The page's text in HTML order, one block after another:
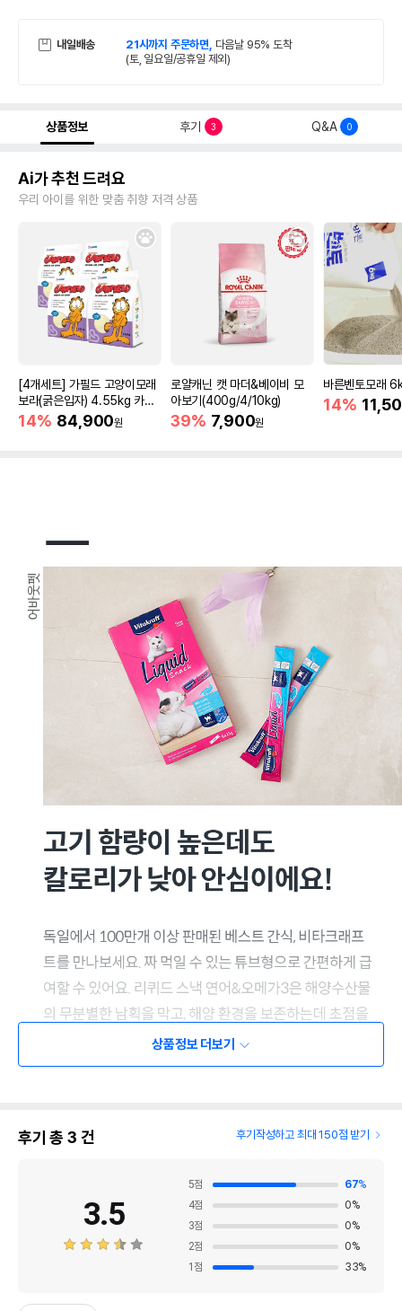
내일배송 21시까지 주문하면, 다음날 95% 도착
(토, 일요일/공휴일 제외)
상품정보 후기 3 Q&A 0
Ai가 추천 드려요
우리 아이를 위한 맞춤 취향 저격 상품
[4개세트] 가필드 고양이모래
보라(굵은입자) 4.55kg 카사
바모래
14% 84,900원
로얄캐닌 캣 마더&베이비 모
아보기(400g/4/10kg)
39% 7,900원
바른벤토모래
14%
상품정보 더보기
후기 총 3 건 후기작성하고 최대 150점 받기
3.5
5점 67%
4점 0%
3점 0%
2점 0%
1 점 33%